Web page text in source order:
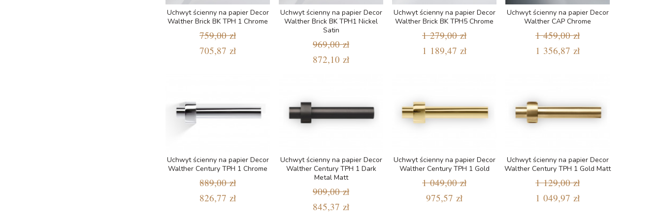
Uchwyt ścienny na papier Decor
Walther Brick BK TPH 1 Chrome
759,00 zł
705,87 zł
Uchwyt ścienny na papier Decor
Walther Brick BK TPH1 Nickel
Satin
969,00 zł
872,10 zł
Uchwyt ścienny na papier Decor
Walther Brick BK TPH5 Chrome
1 279,00 zł
1 189,47 zł
Uchwyt ścienny na papier Decor
Walther CAP Chrome
1 459,00 zł
1 356,87 zł
Uchwyt ścienny na papier Decor
Walther Century TPH 1 Chrome
889,00 zł
826,77 zł
Uchwyt ścienny na papier Decor
Walther Century TPH 1 Dark
Metal Matt
909,00 zł
845,37 zł
Uchwyt ścienny na papier Decor
Walther Century TPH 1 Gold
1 049,00 zł
975,57 zł
Uchwyt ścienny na papier Decor
Walther Century TPH 1 Gold Matt
1 129,00 zł
1 049,97 zł